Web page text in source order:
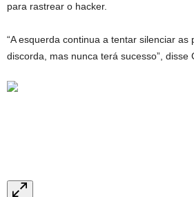
para rastrear o hacker.
“A esquerda continua a tentar silenciar as
discorda, mas nunca terá sucesso”, disse